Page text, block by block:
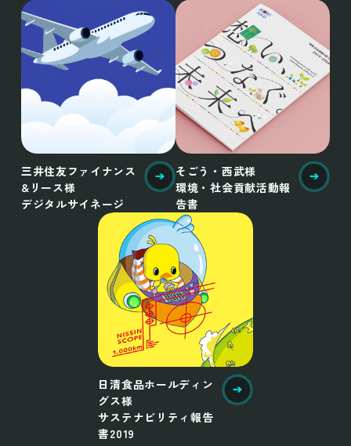
三井住友ファイナンス
&リース様
デジタルサイネージ
そごう・西武様
環境・社会貢献活動報
告書
日清食品ホールディン
グス様
サステナビリティ報告
書2019